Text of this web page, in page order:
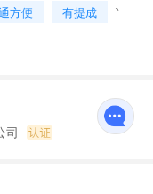
方便
有提成
`
司